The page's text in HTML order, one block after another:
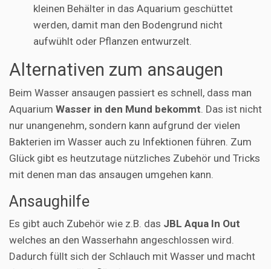
kleinen Behälter in das Aquarium geschüttet
werden, damit man den Bodengrund nicht
aufwühlt oder Pflanzen entwurzelt.
Alternativen zum ansaugen
Beim Wasser ansaugen passiert es schnell, dass man
Aquarium Wasser in den Mund bekommt. Das ist nicht
nur unangenehm, sondern kann aufgrund der vielen
Bakterien im Wasser auch zu Infektionen führen. Zum
Glück gibt es heutzutage nützliches Zubehör und Tricks
mit denen man das ansaugen umgehen kann.
Ansaughilfe
Es gibt auch Zubehör wie z.B. das JBL Aqua In Out
welches an den Wasserhahn angeschlossen wird.
Dadurch füllt sich der Schlauch mit Wasser und macht